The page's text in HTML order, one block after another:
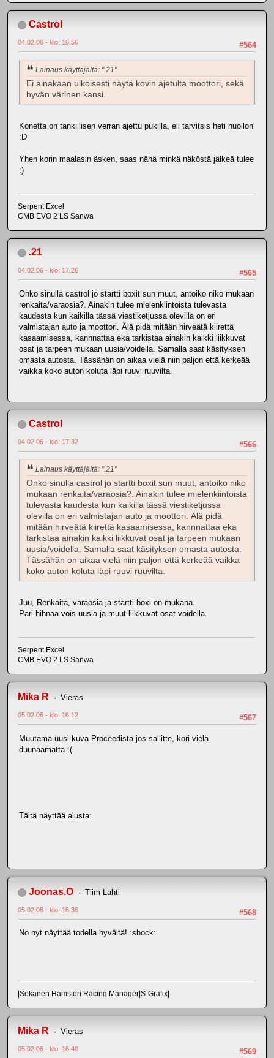
Castrol
#564
04.02.06 - klo: 16.56
Lainaus käyttäjältä: ".21"
Ei ainakaan ulkoisesti näytä kovin ajetulta moottori, sekä
hyvän värinen kansi.
Konetta on tankillisen verran ajettu pukilla, eli tarvitsis heti huollon
:D
Yhen korin maalasin äsken, saas nähä minkä näköstä jälkeä tulee
:)
Serpent Excel
CMB EVO 2 LS Sanwa
.21
#565
04.02.06 - klo: 17.26
Onko sinulla castrol jo startti boxit sun muut, antoiko niko mukaan
renkaita/varaosia?. Ainakin tulee mielenkiintoista tulevasta
kaudesta kun kaikilla tässä viestiketjussa olevilla on eri
valmistajan auto ja moottori. Älä pidä mitään hirveätä kiirettä
kasaamisessa, kannnattaa eka tarkistaa ainakin kaikki liikkuvat
osat ja tarpeen mukaan uusia/voidella. Samalla saat käsityksen
omasta autosta. Tässähän on aikaa vielä niin paljon että kerkeää
vaikka koko auton koluta läpi ruuvi ruuvilta.
Castrol
#566
04.02.06 - klo: 17.32
Lainaus käyttäjältä: ".21"
Onko sinulla castrol jo startti boxit sun muut, antoiko niko
mukaan renkaita/varaosia?. Ainakin tulee mielenkiintoista
tulevasta kaudesta kun kaikilla tässä viestiketjussa
olevilla on eri valmistajan auto ja moottori. Älä pidä
mitään hirveätä kiirettä kasaamisessa, kannnattaa eka
tarkistaa ainakin kaikki liikkuvat osat ja tarpeen mukaan
uusia/voidella. Samalla saat käsityksen omasta autosta.
Tässähän on aikaa vielä niin paljon että kerkeää vaikka
koko auton koluta läpi ruuvi ruuvilta.
Juu, Renkaita, varaosia ja startti boxi on mukana.
Pari hihnaa vois uusia ja muut liikkuvat osat voidella.
Serpent Excel
CMB EVO 2 LS Sanwa
Mika R Vieras
#567
05.02.06 - klo: 16.12
Muutama uusi kuva Proceedista jos sallitte, kori vielä
duunaamatta :(
Tältä näyttää alusta:
Joonas.O Tiim Lahti
#568
05.02.06 - klo: 16.36
No nyt näyttää todella hyvältä! :shock:
|Sekanen Hamsteri Racing Manager|S-Grafix|
Mika R Vieras
#569
05.02.06 - klo: 16.40